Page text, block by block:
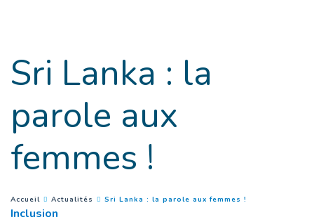
Sri Lanka : la
parole aux
femmes !
You are here :
Accueil Actualités Sri Lanka : la parole aux femmes !
Inclusion